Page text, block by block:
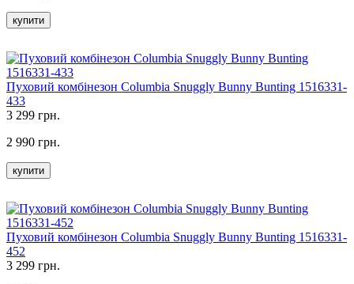
купити
Пуховий комбінезон Columbia Snuggly Bunny Bunting 1516331-
433
3 299 грн.
2 990 грн.
купити
Пуховий комбінезон Columbia Snuggly Bunny Bunting 1516331-
452
3 299 грн.